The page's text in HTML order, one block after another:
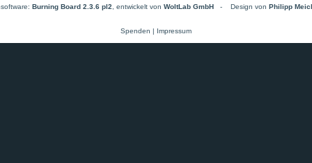
Burning Board 2.3.6 pl2 , entwickelt von WoltLab GmbH - Design von Philipp
Spenden | Impressum